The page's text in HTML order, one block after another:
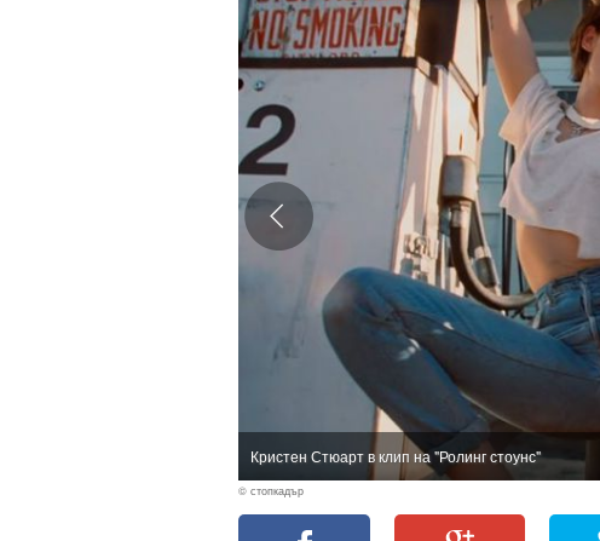
Кристен Стюарт в клип на "Ролинг стоунс"
© стопкадър